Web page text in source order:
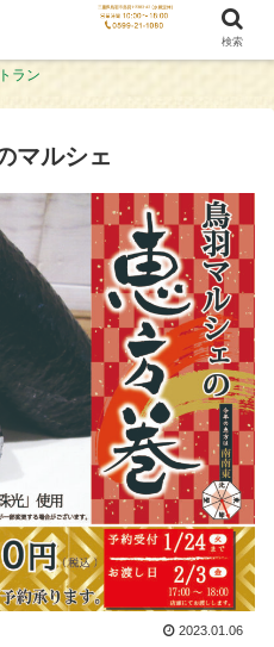
ラン
マルシェ
2023.01.06
検索